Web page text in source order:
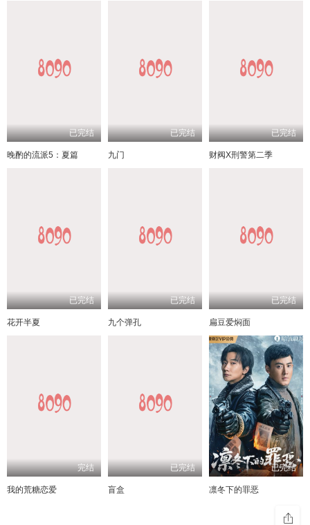
已完结
晚酌的流派5：夏篇
已完结
九门
已完结
财阀X刑警第二季
已完结
花开半夏
已完结
九个弹孔
已完结
扁豆爱焖面
完结
我的荒糖恋爱
已完结
盲盒
已完结
凛冬下的罪恶